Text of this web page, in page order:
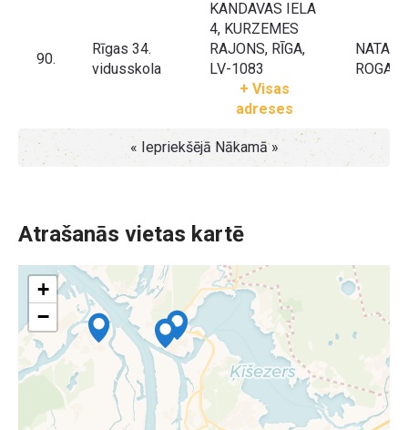
90.
Rīgas 34.
vidusskola
KANDAVAS IELA
4, KURZEMES
RAJONS, RĪGA,
LV-1083
+ Visas
adreses
« Iepriekšējā Nākamā »
Atrašanās vietas kartē
+
−